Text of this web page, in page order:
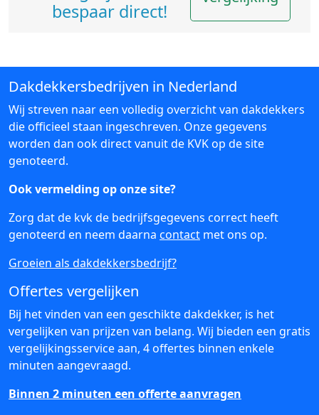
bespaar direct!
Dakdekkersbedrijven in Nederland
Wij streven naar een volledig overzicht van dakdekkers
die officieel staan ingeschreven. Onze gegevens
worden dan ook direct vanuit de KVK op de site
genoteerd.
Ook vermelding op onze site?
Zorg dat de kvk de bedrijfsgegevens correct heeft
genoteerd en neem daarna contact met ons op.
Groeien als dakdekkersbedrijf?
Offertes vergelijken
Bij het vinden van een geschikte dakdekker, is het
vergelijken van prijzen van belang. Wij bieden een gratis
vergelijkingsservice aan, 4 offertes binnen enkele
minuten aangevraagd.
Binnen 2 minuten een offerte aanvragen